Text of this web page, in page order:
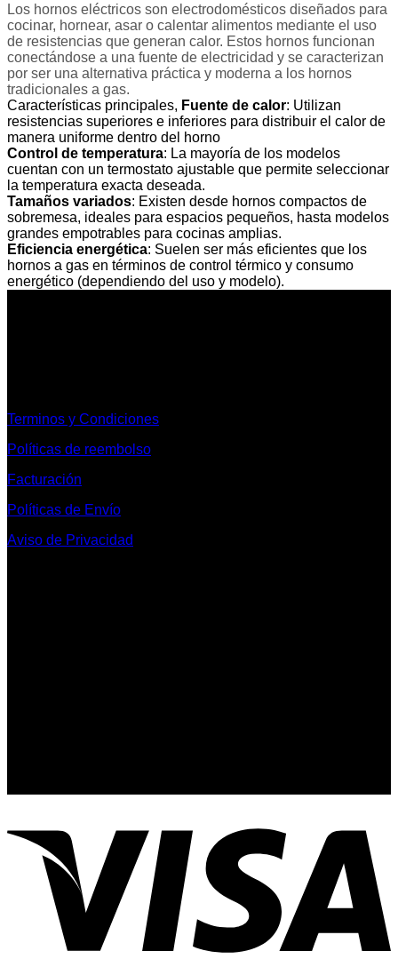
Los hornos eléctricos son electrodomésticos diseñados para
cocinar, hornear, asar o calentar alimentos mediante el uso
de resistencias que generan calor. Estos hornos funcionan
conectándose a una fuente de electricidad y se caracterizan
por ser una alternativa práctica y moderna a los hornos
tradicionales a gas.
Características principales, Fuente de calor: Utilizan
resistencias superiores e inferiores para distribuir el calor de
manera uniforme dentro del horno
Control de temperatura: La mayoría de los modelos
cuentan con un termostato ajustable que permite seleccionar
la temperatura exacta deseada.
Tamaños variados: Existen desde hornos compactos de
sobremesa, ideales para espacios pequeños, hasta modelos
grandes empotrables para cocinas amplias.
Eficiencia energética: Suelen ser más eficientes que los
hornos a gas en términos de control térmico y consumo
energético (dependiendo del uso y modelo).
Terminos y Condiciones
Políticas de reembolso
Facturación
Políticas de Envío
Aviso de Privacidad